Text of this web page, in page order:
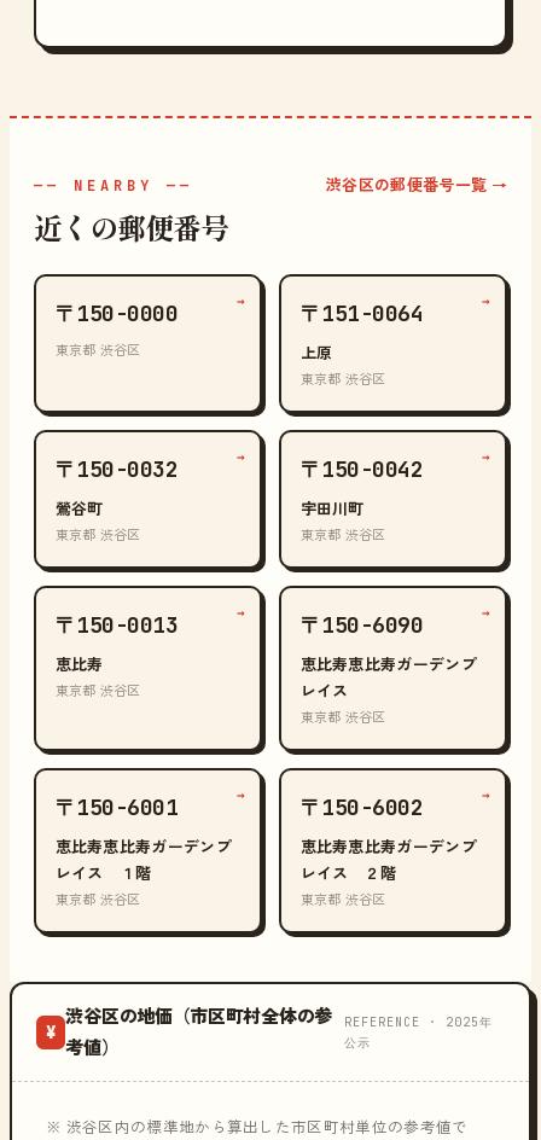
—— NEARBY ——
近くの郵便番号
渋谷区の郵便番号一覧 →
〒150-0000
東京都 渋谷区
→ 〒151-0064
上原
東京都 渋谷区
→
〒150-0032
鶯谷町
東京都 渋谷区
→ 〒150-0042
宇田川町
東京都 渋谷区
→
〒150-0013
恵比寿
東京都 渋谷区
→ 〒150-6090
恵比寿恵比寿ガーデンプ
レイス
東京都 渋谷区
→
〒150-6001
恵比寿恵比寿ガーデンプ
レイス １階
東京都 渋谷区
→ 〒150-6002
恵比寿恵比寿ガーデンプ
レイス ２階
東京都 渋谷区
→
¥
渋谷区の地価（市区町村全体の参
考値）
REFERENCE · 2025年
公示
※ 渋谷区内の標準地から算出した市区町村単位の参考値で